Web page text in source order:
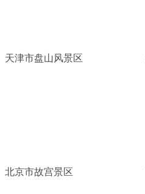
天津市盘山风景区
北京市故宫景区